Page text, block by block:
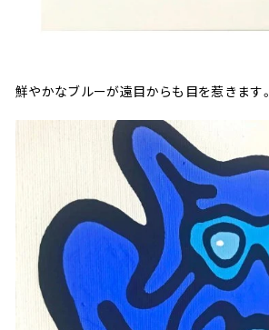
鮮やかなブルーが遠目からも目を惹きます。